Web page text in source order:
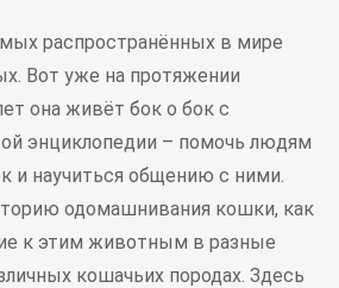
распространённых в мире
Вот уже на протяжении
она живёт бок о бок с
энциклопедии – помочь людям
и научиться общению с ними.
одомашнивания кошки, как
к этим животным в разные
кошачьих породах. Здесь